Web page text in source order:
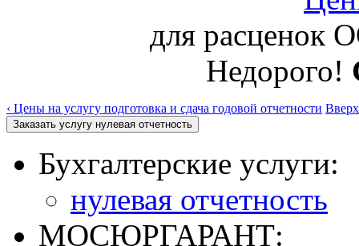
для
Недорого!
‹ Цены на услугу подготовка и сдача годовой отчетности Вверх
Бухгалтерские услуги:
нулевая отчетность
МОСЮРГАРАНТ: